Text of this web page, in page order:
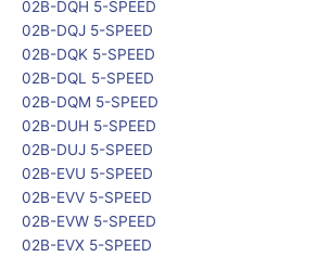
02B-DQH 5-SPEED
02B-DQJ 5-SPEED
02B-DQK 5-SPEED
02B-DQL 5-SPEED
02B-DQM 5-SPEED
02B-DUH 5-SPEED
02B-DUJ 5-SPEED
02B-EVU 5-SPEED
02B-EVV 5-SPEED
02B-EVW 5-SPEED
02B-EVX 5-SPEED